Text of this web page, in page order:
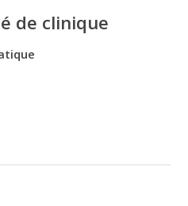
de clinique